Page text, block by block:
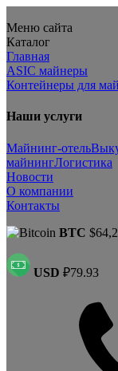
Меню сайта
Каталог
Главная
ASIC майнеры
Контейнеры для
Наши услуги
Майнинг-отель
майнингЛогистика
Новости
О компании
Контакты
BTC
USD ₽79.93